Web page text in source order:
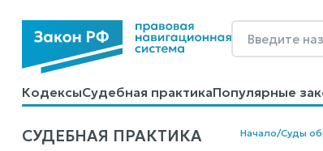
КодексыСудебная практикаПопулярные
КалькуляторыСправочные материалы
СУДЕБНАЯ ПРАКТИКА Начало/Суды